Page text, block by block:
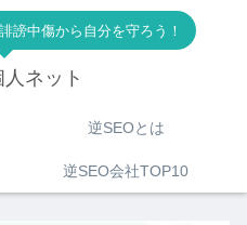
謗中傷から自分を守ろう！
ネット
逆SEOとは
逆SEO会社TOP10